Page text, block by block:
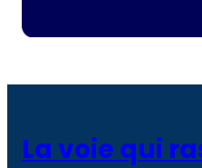
La voie qui